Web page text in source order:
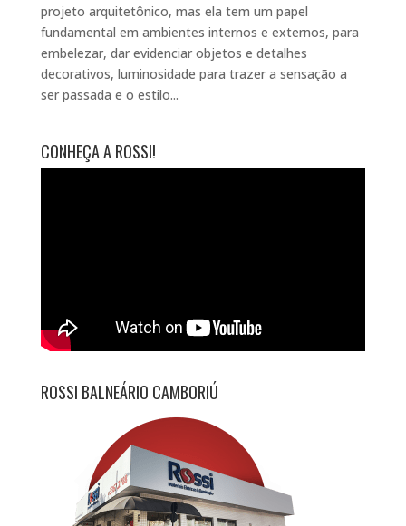
projeto arquitetônico, mas ela tem um papel
fundamental em ambientes internos e externos, para
embelezar, dar evidenciar objetos e detalhes
decorativos, luminosidade para trazer a sensação a
ser passada e o estilo...
CONHEÇA A ROSSI!
ROSSI BALNEÁRIO CAMBORIÚ